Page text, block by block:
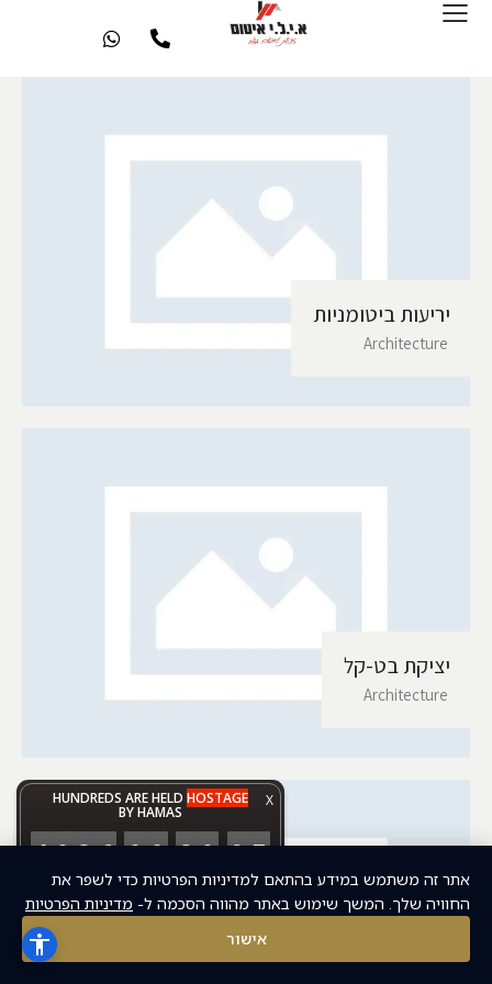
יריעות ביטומניות
Architecture
יציקת בט-קל
Architecture
X
HUNDREDS ARE HELD HOSTAGE
BY HAMAS
1 0 3 6:0 9:3 0:2 7
אתר זה משתמש במידע בהתאם למדיניות הפרטיות כדי לשפר את
החוויה שלך. המשך שימוש באתר מהווה הסכמה ל- מדיניות הפרטיות
אישור